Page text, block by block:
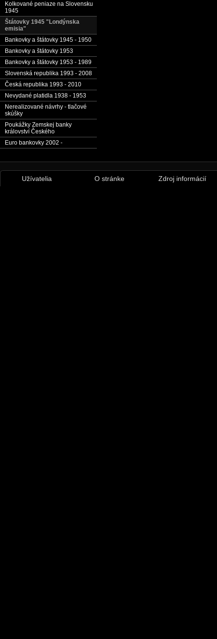
Kolkované peniaze na Slovensku
1945
Štátovky 1945 "Londýnska
emisia"
Bankovky a štátovky 1945 - 1950
Bankovky a štátovky 1953
Bankovky a štátovky 1953 - 1989
Slovenská republika 1993 - 2008
Česká republika 1993 - 2010
Nevydané platidla 1938 - 1953
Nerealizované návrhy - tlačové
skúšky
Poukážky Zemskej banky
království Českého
Euro bankovky 2002 -
Užívatelia O stránke Zdroj informácií